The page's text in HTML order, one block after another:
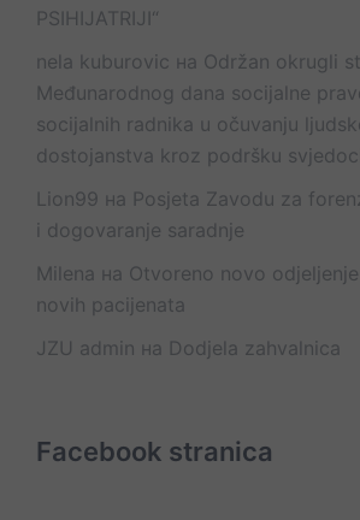
PSIHIJATRIJI“
nela kuburovic на Održan okrugli
Međunarodnog dana socijalne
socijalnih radnika u očuvanju
dostojanstva kroz podršku
Lion99 на Posjeta Zavodu za
i dogovaranje saradnje
Milena на Otvoreno novo
novih pacijenata
JZU admin на Dodjela zahvalnica
Facebook stranica